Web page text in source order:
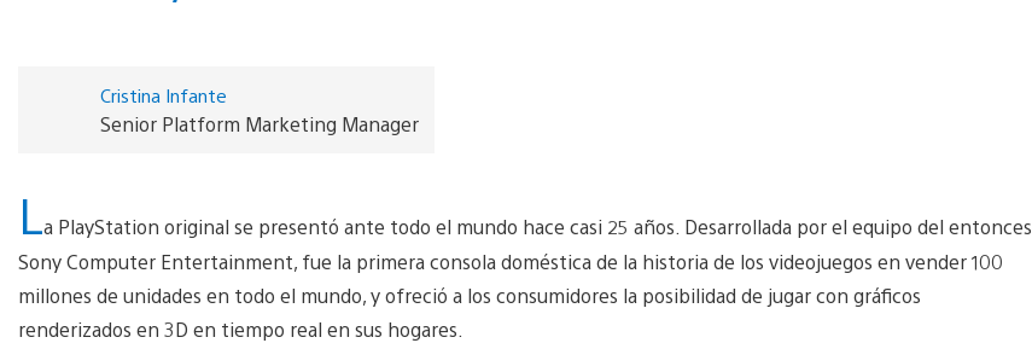
Cristina Infante
Senior Platform Marketing Manager
La PlayStation original se presentó ante todo el mundo hace casi 25 años. Desarrollada por el equipo del entonces
Sony Computer Entertainment, fue la primera consola doméstica de la historia de los videojuegos en vender 100
millones de unidades en todo el mundo, y ofreció a los consumidores la posibilidad de jugar con gráficos
renderizados en 3D en tiempo real en sus hogares.